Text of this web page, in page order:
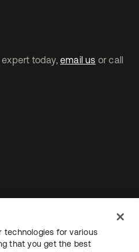
today, email us or call
technologies for various
that you get the best